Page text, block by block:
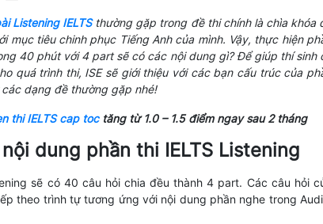
Listening IELTS thường gặp trong đề thi chính là chìa khóa
mục tiêu chinh phục Tiếng Anh của mình. Vậy, thực hiện
40 phút với 4 part sẽ có các nội dung gì? Để giúp thí sinh
quá trình thi, ISE sẽ giới thiệu với các bạn cấu trúc của
dạng đề thường gặp nhé!
thi IELTS cap toctăng từ 1.0 – 1.5 điểm ngay sau 2 tháng
dung phần thi IELTS Listening
sẽ có 40 câu hỏi chia đều thành 4 part. Các câu hỏi
theo trình tự tương ứng với nội dung phần nghe trong